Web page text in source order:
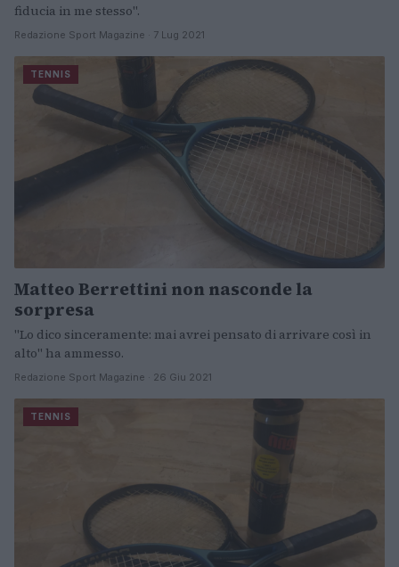
fiducia in me stesso".
Redazione Sport Magazine · 7 Lug 2021
TENNIS
Matteo Berrettini non nasconde la
sorpresa
"Lo dico sinceramente: mai avrei pensato di arrivare così in
alto" ha ammesso.
Redazione Sport Magazine · 26 Giu 2021
TENNIS